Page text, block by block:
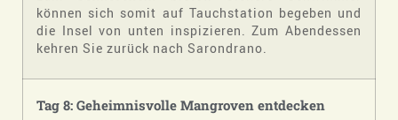
können sich somit auf Tauchstation begeben und
die Insel von unten inspizieren. Zum Abendessen
kehren Sie zurück nach Sarondrano.
Tag 8: Geheimnisvolle Mangroven entdecken